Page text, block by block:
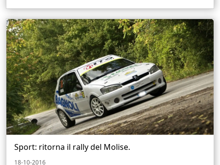
Sport: ritorna il rally del Molise.
18-10-2016